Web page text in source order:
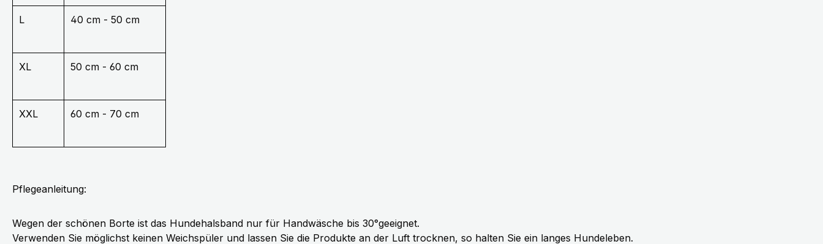
L 40 cm - 50 cm
XL 50 cm - 60 cm
XXL 60 cm - 70 cm
Pflegeanleitung:
Wegen der schönen Borte ist das Hundehalsband nur für Handwäsche bis 30°geeignet.
Verwenden Sie möglichst keinen Weichspüler und lassen Sie die Produkte an der Luft trocknen, so halten Sie ein langes Hundeleben.